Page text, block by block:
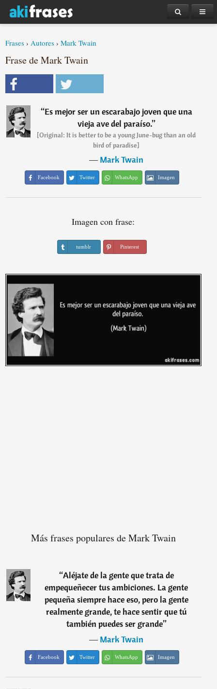
Frases ›Autores ›Mark Twain
Frase de Mark Twain
“Es mejor ser un escarabajo joven que una
vieja ave del paraíso.”
[Original: It is better to be a young June-bug than an old
bird of paradise]
―Mark Twain
Facebook Twitter WhatsApp Imagen
Imagen con frase:
tumblr Pinterest
Más frases populares de Mark Twain
“Aléjate de la gente que trata de
empequeñecer tus ambiciones. La gente
pequeña siempre hace eso, pero la gente
realmente grande, te hace sentir que tú
también puedes ser grande”
―Mark Twain
Facebook Twitter WhatsApp Imagen